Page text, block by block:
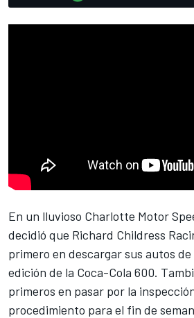
En un lluvioso Charlotte Motor
decidió que Richard Childress
primero en descargar sus autos de
edición de la Coca-Cola 600.
primeros en pasar por la
procedimiento para el fin de